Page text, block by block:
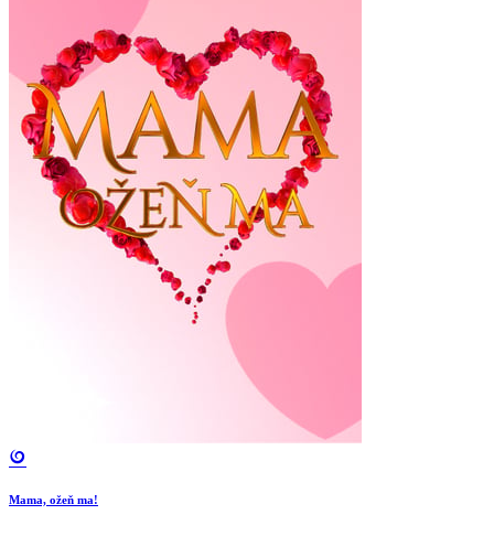
Mama, ožeň ma!